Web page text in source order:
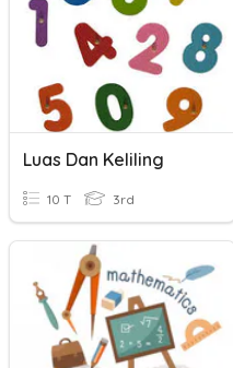
Luas Dan Keliling
10 T 3rd